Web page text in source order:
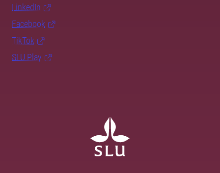
LinkedIn
Facebook
TikTok
SLU Play